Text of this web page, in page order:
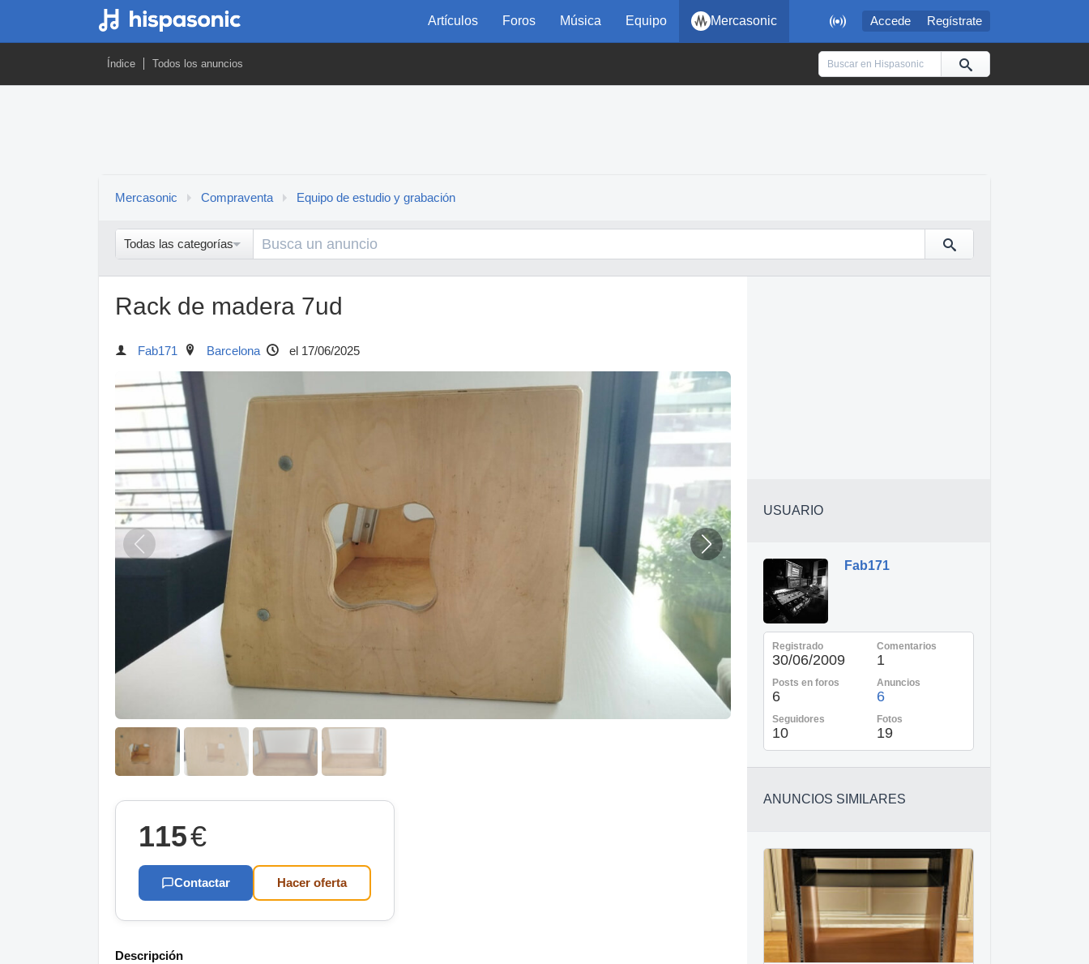
 Accede Regístrate
Artículos Foros Música Equipo Mercasonic
Índice Todos los anuncios
Mercasonic Compraventa Equipo de estudio y grabación
Todas las categorías
Rack de madera 7ud
Fab171 Barcelona el 17/06/2025
115€
Contactar Hacer oferta
Descripción
USUARIO
Fab171
Registrado
30/06/2009
Comentarios
1
Posts en foros
6
Anuncios
6
Seguidores
10
Fotos
19
ANUNCIOS SIMILARES